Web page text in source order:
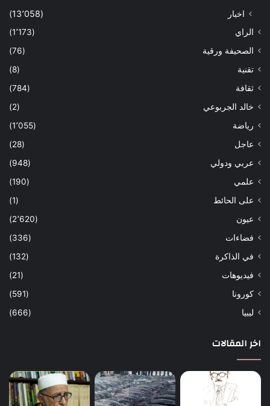
اخبار (13٬058)
الراي
(1٬173)
الصحيفة ورقية
(76)
تقنية
(8)
ثقافة
(784)
خالد الجربوعي
(2)
رياضة
(1٬055)
عاجل
(28)
عربي ودولي
(948)
علمي
(190)
على الحائط
(1)
عيون
(2٬620)
فضاءات
(336)
في الذاكرة
(132)
فيديوهات
(21)
كورونا
(591)
ليبيا
(666)
اخر المقالات